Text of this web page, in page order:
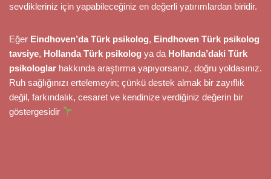
sevdikleriniz için yapabileceğiniz en değerli yatırımlardan biridir.
Eğer Eindhoven’da Türk psikolog, Eindhoven Türk psikolog
tavsiye, Hollanda Türk psikolog ya da Hollanda’daki Türk
psikologlar hakkında araştırma yapıyorsanız, doğru yoldasınız.
Ruh sağlığınızı ertelemeyin; çünkü destek almak bir zayıflık
değil, farkındalık, cesaret ve kendinize verdiğiniz değerin bir
göstergesidir